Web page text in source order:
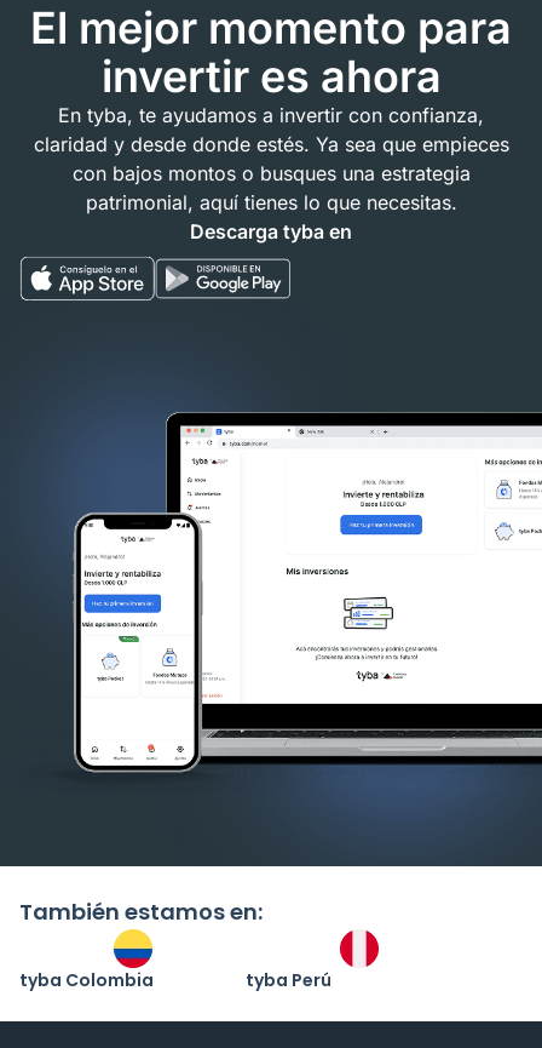
El mejor momento para
invertir es ahora
En tyba, te ayudamos a invertir con confianza,
claridad y desde donde estés. Ya sea que empieces
con bajos montos o busques una estrategia
patrimonial, aquí tienes lo que necesitas.
Descarga tyba en
También estamos en:
tyba Colombia tyba Perú